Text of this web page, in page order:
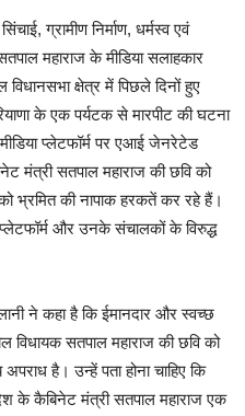
ग्रामीण निर्माण, धर्मस्व एवं
महाराज के मीडिया सलाहकार
क्षेत्र में पिछले दिनों हुए
के एक पर्यटक से मारपीट की घटना
प्लेटफॉर्म पर एआई जेनरेटेड
मंत्री सतपाल महाराज की छवि को
भ्रमित की नापाक हरकतें कर रहे हैं।
और उनके संचालकों के विरुद्ध
ने कहा है कि ईमानदार और स्वच्छ
विधायक सतपाल महाराज की छवि को
है। उन्हें पता होना चाहिए कि
के कैबिनेट मंत्री सतपाल महाराज एक